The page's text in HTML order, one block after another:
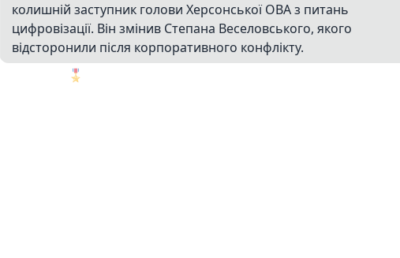
колишній заступник голови Херсонської ОВА з питань
цифровізації. Він змінив Степана Веселовського, якого
відсторонили після корпоративного конфлікту.
🎖️